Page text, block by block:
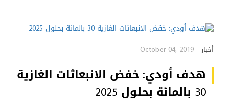
أخبار October 04, 2019
هدف أودي: خفض الانبعاثات الغازية
30 بالمائة بحلول 2025